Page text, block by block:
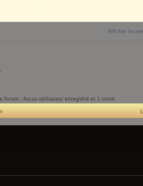
Afficher les
forum : Aucun utilisateur enregistré et 1 invité